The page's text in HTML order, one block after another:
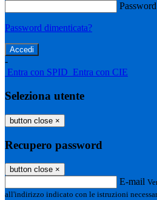
Password
Password dimenticata?
-
Entra con SPID Entra con CIE
Seleziona utente
button close ×
Recupero password
button close ×
E-mail
all'indirizzo indicato con le istruzioni